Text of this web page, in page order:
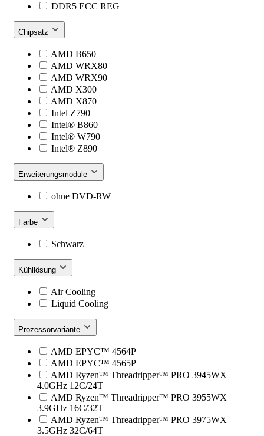
DDR5 ECC REG
Chipsatz
AMD B650
AMD WRX80
AMD WRX90
AMD X300
AMD X870
Intel Z790
Intel® B860
Intel® W790
Intel® Z890
Erweiterungsmodule
ohne DVD-RW
Farbe
Schwarz
Kühllösung
Air Cooling
Liquid Cooling
Prozessorvariante
AMD EPYC™ 4564P
AMD EPYC™ 4565P
AMD Ryzen™ Threadripper™ PRO 3945WX
4.0GHz 12C/24T
AMD Ryzen™ Threadripper™ PRO 3955WX
3.9GHz 16C/32T
AMD Ryzen™ Threadripper™ PRO 3975WX
3.5GHz 32C/64T